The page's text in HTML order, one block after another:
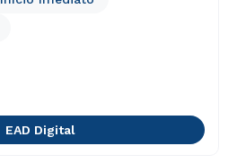
EAD Digital